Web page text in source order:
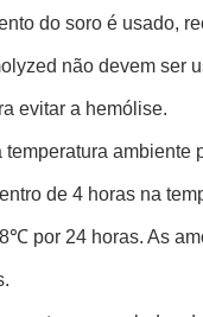
do soro é usado,
não devem ser
evitar a hemólise.
ambiente
de 4 horas na
por 24 horas. As